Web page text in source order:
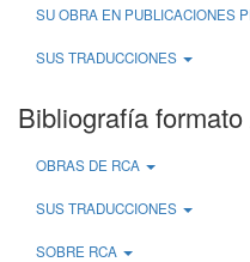
SU OBRA EN PUBLICACIONES
SUS TRADUCCIONES
Bibliografía formato
OBRAS DE RCA
SUS TRADUCCIONES
SOBRE RCA